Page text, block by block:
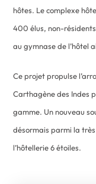
hôtes. Le complexe
400 élus, non-
au gymnase de l’hôtel
Ce projet propulse
Carthagène des Indes
gamme. Un nouveau
désormais parmi la
l’hôtellerie 6 étoiles.